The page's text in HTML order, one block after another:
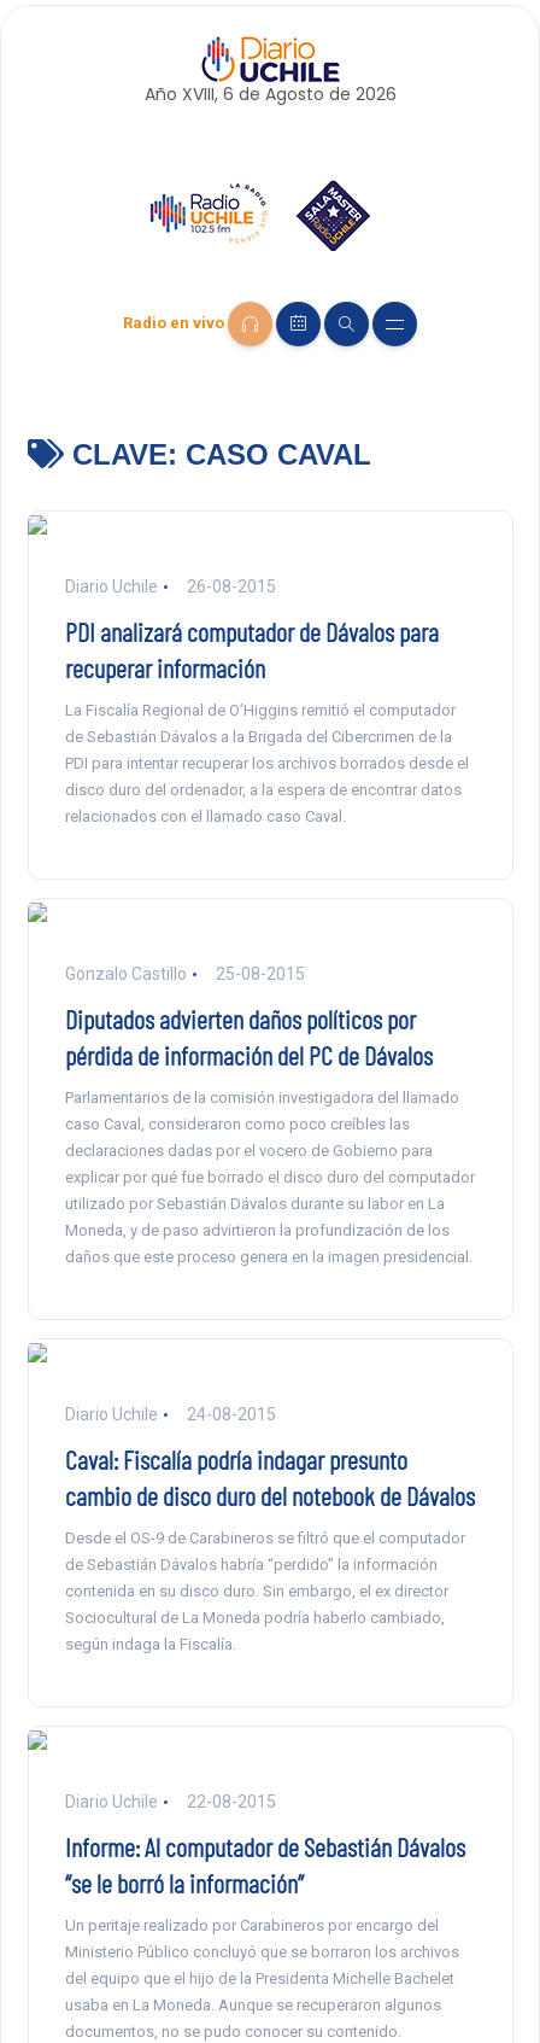
Año XVIII, 6 de Agosto de 2026
Radio en vivo
CLAVE: CASO CAVAL
Diario Uchile 26-08-2015
PDI analizará computador de Dávalos para
recuperar información
La Fiscalía Regional de O’Higgins remitió el computador
de Sebastián Dávalos a la Brigada del Cibercrimen de la
PDI para intentar recuperar los archivos borrados desde el
disco duro del ordenador, a la espera de encontrar datos
relacionados con el llamado caso Caval.
Gonzalo Castillo 25-08-2015
Diputados advierten daños políticos por
pérdida de información del PC de Dávalos
Parlamentarios de la comisión investigadora del llamado
caso Caval, consideraron como poco creíbles las
declaraciones dadas por el vocero de Gobierno para
explicar por qué fue borrado el disco duro del computador
utilizado por Sebastián Dávalos durante su labor en La
Moneda, y de paso advirtieron la profundización de los
daños que este proceso genera en la imagen presidencial.
Diario Uchile 24-08-2015
Caval: Fiscalía podría indagar presunto
cambio de disco duro del notebook de Dávalos
Desde el OS-9 de Carabineros se filtró que el computador
de Sebastián Dávalos habría “perdido” la información
contenida en su disco duro. Sin embargo, el ex director
Sociocultural de La Moneda podría haberlo cambiado,
según indaga la Fiscalía.
Diario Uchile 22-08-2015
Informe: Al computador de Sebastián Dávalos
“se le borró la información”
Un peritaje realizado por Carabineros por encargo del
Ministerio Público concluyó que se borraron los archivos
del equipo que el hijo de la Presidenta Michelle Bachelet
usaba en La Moneda. Aunque se recuperaron algunos
documentos, no se pudo conocer su contenido.